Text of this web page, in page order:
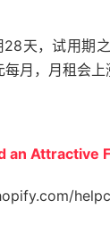
天，试用期
月，月租会上
an Attractive